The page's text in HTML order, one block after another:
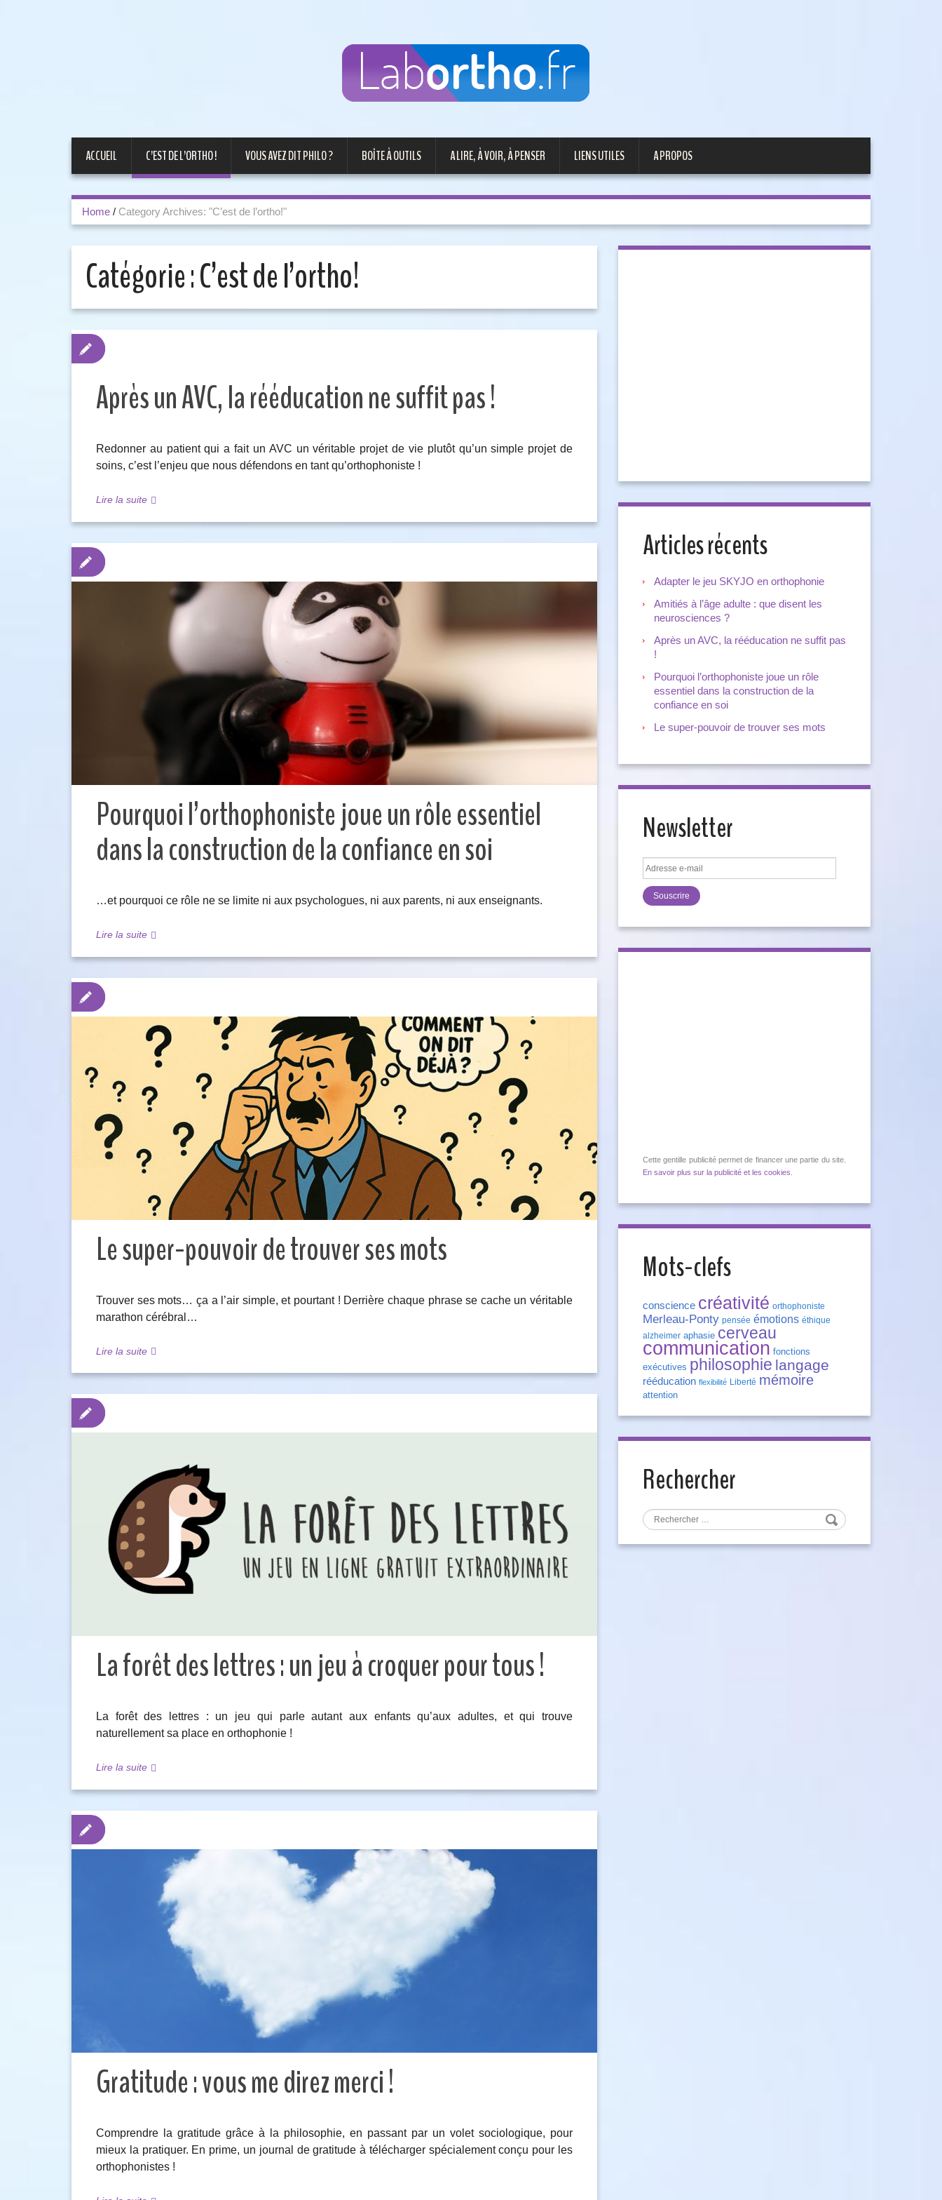
ACCUEIL C’EST DE L’ORTHO ! VOUS AVEZ DIT PHILO ? BOÎTE À OUTILS A LIRE, À VOIR, À PENSER LIENS UTILES A PROPOS
Home / Category Archives: "C’est de l’ortho!"
Catégorie :C’est de l’ortho!
Après un AVC, la rééducation ne suffit pas !
Redonner au patient qui a fait un AVC un véritable projet de vie plutôt qu’un simple projet de
soins, c’est l’enjeu que nous défendons en tant qu’orthophoniste !
Lire la suite
Pourquoi l’orthophoniste joue un rôle essentiel
dans la construction de la confiance en soi
…et pourquoi ce rôle ne se limite ni aux psychologues, ni aux parents, ni aux enseignants.
Lire la suite
Le super-pouvoir de trouver ses mots
Trouver ses mots… ça a l’air simple, et pourtant ! Derrière chaque phrase se cache un véritable
marathon cérébral…
Lire la suite
La forêt des lettres : un jeu à croquer pour tous !
La forêt des lettres : un jeu qui parle autant aux enfants qu’aux adultes, et qui trouve
naturellement sa place en orthophonie !
Lire la suite
Gratitude : vous me direz merci !
Comprendre la gratitude grâce à la philosophie, en passant par un volet sociologique, pour
mieux la pratiquer. En prime, un journal de gratitude à télécharger spécialement conçu pour les
orthophonistes !
Articles récents
Adapter le jeu SKYJO en orthophonie
Amitiés à l’âge adulte : que disent les
neurosciences ?
Après un AVC, la rééducation ne suffit pas
!
Pourquoi l’orthophoniste joue un rôle
essentiel dans la construction de la
confiance en soi
Le super-pouvoir de trouver ses mots
Newsletter
Adresse
e-
mail
Cette gentille publicité permet de financer une partie du site.
En savoir plus sur la publicité et les cookies
Mots-clefs
conscience créativité orthophoniste
Merleau-Ponty pensée émotions éthique
alzheimer aphasie cerveau
communication fonctions
exécutives philosophie langage
rééducation flexibilité Liberté mémoire
attention
Rechercher